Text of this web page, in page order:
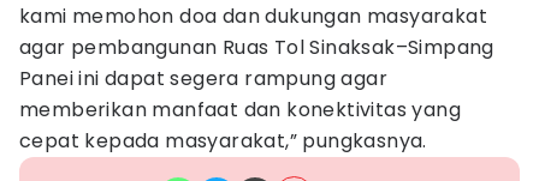
kami memohon doa dan dukungan masyarakat
agar pembangunan Ruas Tol Sinaksak–Simpang
Panei ini dapat segera rampung agar
memberikan manfaat dan konektivitas yang
cepat kepada masyarakat,” pungkasnya.